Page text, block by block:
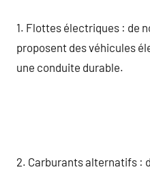
1. Flottes électriques : de
proposent des véhicules
une conduite durable.
2. Carburants alternatifs :